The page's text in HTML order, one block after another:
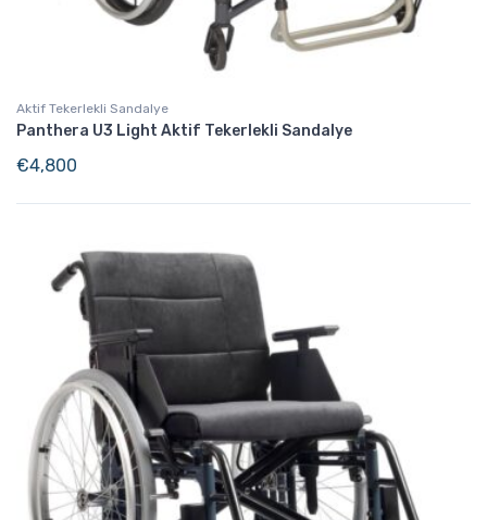
Aktif Tekerlekli Sandalye
Panthera U3 Light Aktif Tekerlekli Sandalye
€4,800